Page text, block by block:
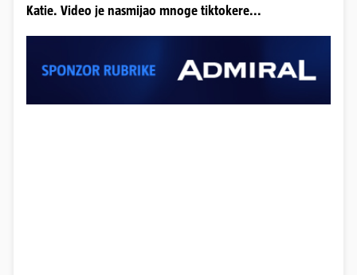
Katie. Video je nasmijao mnoge tiktokere...